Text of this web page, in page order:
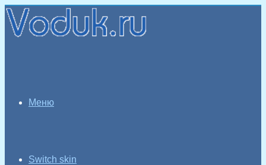
Меню
Switch skin